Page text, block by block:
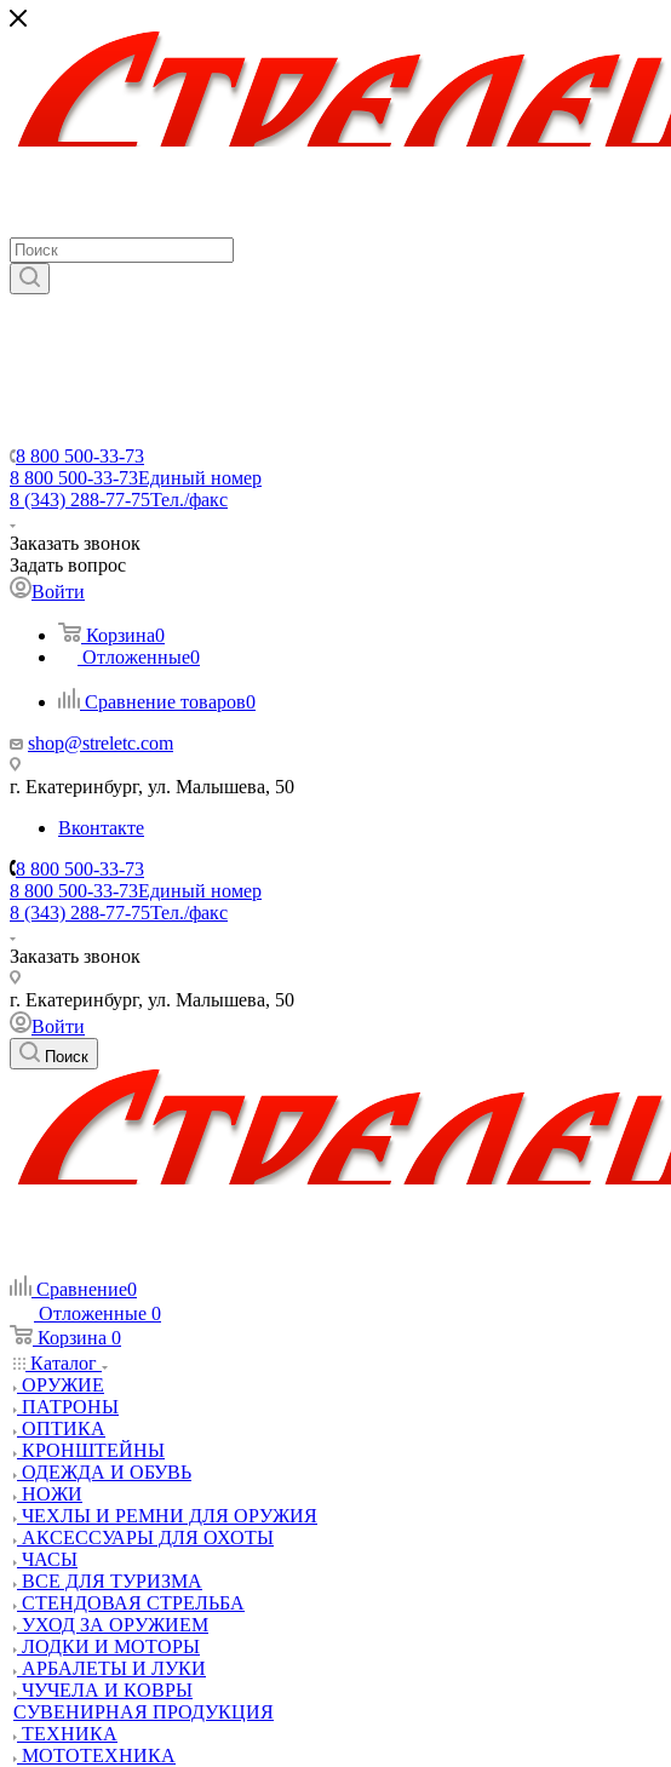
8 800 500-33-73
8 800 500-33-73Единый номер
8 (343) 288-77-75Тел./факс
Заказать звонок
Задать вопрос
Войти
Корзина0
Отложенные0
Сравнение товаров0
shop@streletc.com
г. Екатеринбург, ул. Малышева, 50
Вконтакте
8 800 500-33-73
8 800 500-33-73Единый номер
8 (343) 288-77-75Тел./факс
Заказать звонок
г. Екатеринбург, ул. Малышева, 50
Войти
Поиск
Сравнение0
Отложенные 0
Корзина 0
Каталог
ОРУЖИЕ
ПАТРОНЫ
ОПТИКА
КРОНШТЕЙНЫ
ОДЕЖДА И ОБУВЬ
НОЖИ
ЧЕХЛЫ И РЕМНИ ДЛЯ ОРУЖИЯ
АКСЕССУАРЫ ДЛЯ ОХОТЫ
ЧАСЫ
ВСЕ ДЛЯ ТУРИЗМА
СТЕНДОВАЯ СТРЕЛЬБА
УХОД ЗА ОРУЖИЕМ
ЛОДКИ И МОТОРЫ
АРБАЛЕТЫ И ЛУКИ
ЧУЧЕЛА И КОВРЫ
СУВЕНИРНАЯ ПРОДУКЦИЯ
ТЕХНИКА
МОТОТЕХНИКА